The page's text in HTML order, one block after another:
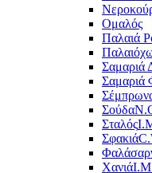
Ομαλός
Παλαιά
Σαμαριά
Σαμαριά
Σούδα
Σταλός
Σφακιά
Χανιά